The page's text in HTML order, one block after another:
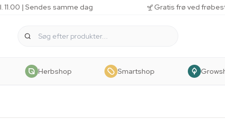
11.00 | Sendes samme dag Gratis frø ved
Herbshop Smartshop